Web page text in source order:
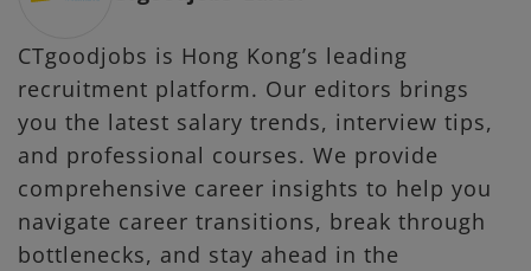
CTgoodjobs is Hong Kong’s leading
recruitment platform. Our editors brings
you the latest salary trends, interview tips,
and professional courses. We provide
comprehensive career insights to help you
navigate career transitions, break through
bottlenecks, and stay ahead in the